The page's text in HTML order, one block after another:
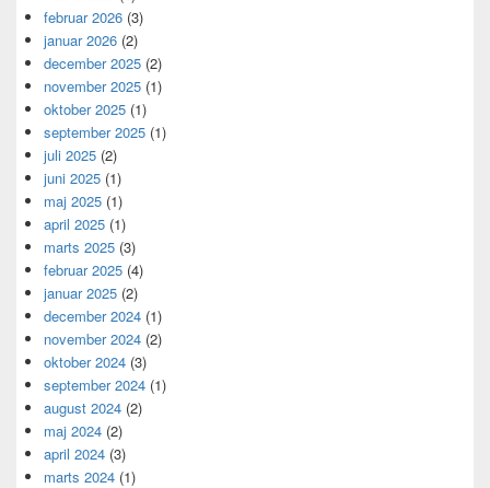
februar 2026 (3)
januar 2026 (2)
december 2025 (2)
november 2025 (1)
oktober 2025 (1)
september 2025 (1)
juli 2025 (2)
juni 2025 (1)
maj 2025 (1)
april 2025 (1)
marts 2025 (3)
februar 2025 (4)
januar 2025 (2)
december 2024 (1)
november 2024 (2)
oktober 2024 (3)
september 2024 (1)
august 2024 (2)
maj 2024 (2)
april 2024 (3)
marts 2024 (1)